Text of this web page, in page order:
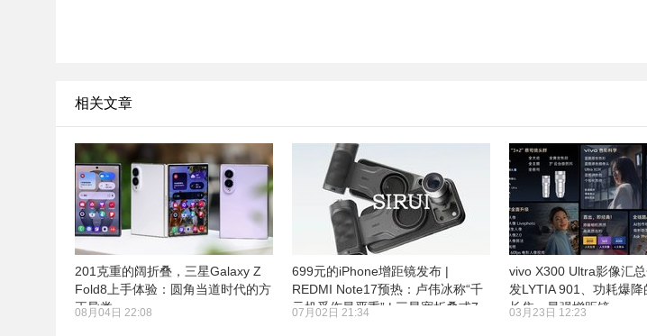
相关文章
201克重的阔折叠，三星Galaxy Z
Fold8上手体验：圆角当道时代的方
正异类
08月04日 22:08
699元的iPhone增距镜发布 |
REDMI Note17预热：卢伟冰称“千
元机受伤最严重” | 三星宽折叠或7
07月02日 21:34
vivo X300 Ultra影像汇
发LYTIA 901、功耗爆
长焦、最强增距镜
03月23日 12:23